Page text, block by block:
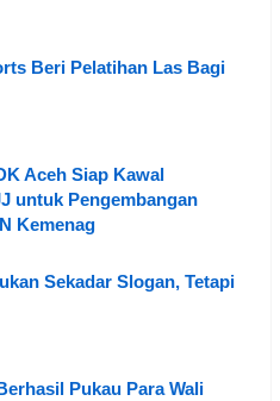
Beri Pelatihan Las Bagi
Aceh Siap Kawal
untuk Pengembangan
Kemenag
Sekadar Slogan, Tetapi
Pukau Para Wali